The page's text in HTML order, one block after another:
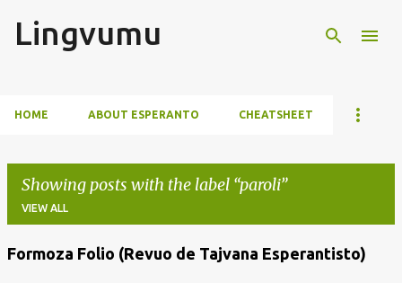
Lingvumu
HOME ABOUT ESPERANTO CHEATSHEET
Showing posts with the label paroli
VIEW ALL
Formoza Folio (Revuo de Tajvana Esperantisto)